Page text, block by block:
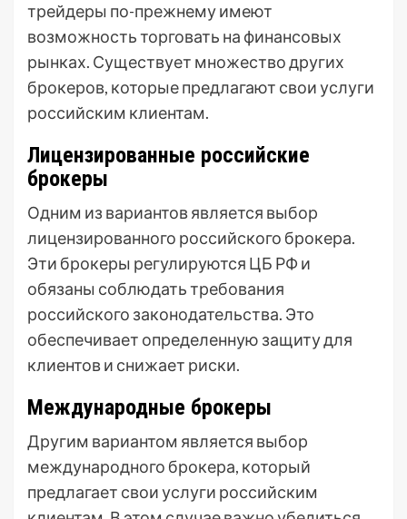
трейдеры по-прежнему имеют
возможность торговать на финансовых
рынках. Существует множество других
брокеров, которые предлагают свои услуги
российским клиентам.
Лицензированные российские
брокеры
Одним из вариантов является выбор
лицензированного российского брокера.
Эти брокеры регулируются ЦБ РФ и
обязаны соблюдать требования
российского законодательства. Это
обеспечивает определенную защиту для
клиентов и снижает риски.
Международные брокеры
Другим вариантом является выбор
международного брокера, который
предлагает свои услуги российским